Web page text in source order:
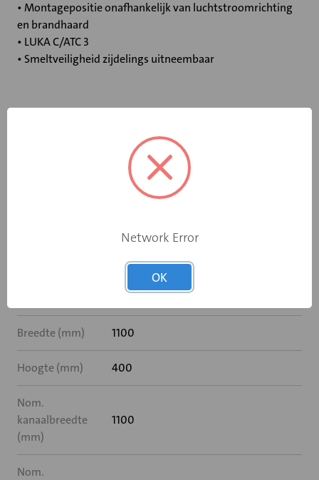
• Montagepositie onafhankelijk van luchtstroomrichting
en brandhaard
• LUKA C/ATC 3
• Smeltveiligheid zijdelings uitneembaar
Elektromotor 24 V
Nee
Geen
Breedte (mm) 1100
Hoogte (mm) 400
Nom.
kanaalbreedte
(mm)
1100
Nom.
Network Error
OK